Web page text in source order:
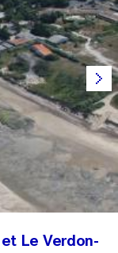
Le Verdon-